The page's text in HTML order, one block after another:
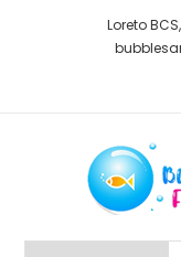
Loreto
Shop